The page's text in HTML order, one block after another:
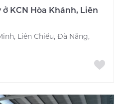
KCN Hòa Khánh, Liên
Liên Chiểu, Đà Nẵng,